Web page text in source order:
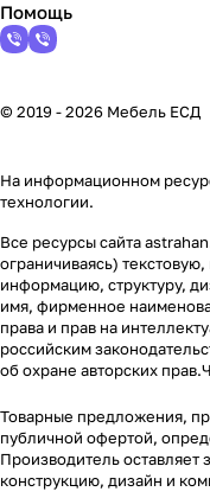
Помощь
© 2019 - 2026 Мебель ЕСД
На информационном
технологии.
Все ресурсы сайта
ограничиваясь)
информацию, структуру,
имя, фирменное
права и прав на
российским
об охране авторских прав.
Товарные предложения,
публичной офертой,
Производитель оставляет
конструкцию, дизайн и